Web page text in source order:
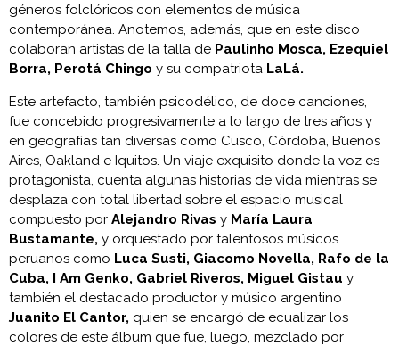
géneros folclóricos con elementos de música
contemporánea. Anotemos, además, que en este disco
colaboran artistas de la talla de Paulinho Mosca, Ezequiel
Borra, Perotá Chingo y su compatriota LaLá.
Este artefacto, también psicodélico, de doce canciones,
fue concebido progresivamente a lo largo de tres años y
en geografías tan diversas como Cusco, Córdoba, Buenos
Aires, Oakland e Iquitos. Un viaje exquisito donde la voz es
protagonista, cuenta algunas historias de vida mientras se
desplaza con total libertad sobre el espacio musical
compuesto por Alejandro Rivas y María Laura
Bustamante, y orquestado por talentosos músicos
peruanos como Luca Susti, Giacomo Novella, Rafo de la
Cuba, I Am Genko, Gabriel Riveros, Miguel Gistau y
también el destacado productor y músico argentino
Juanito El Cantor, quien se encargó de ecualizar los
colores de este álbum que fue, luego, mezclado por